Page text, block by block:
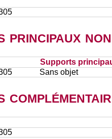
principaux
Supports
Sans objet